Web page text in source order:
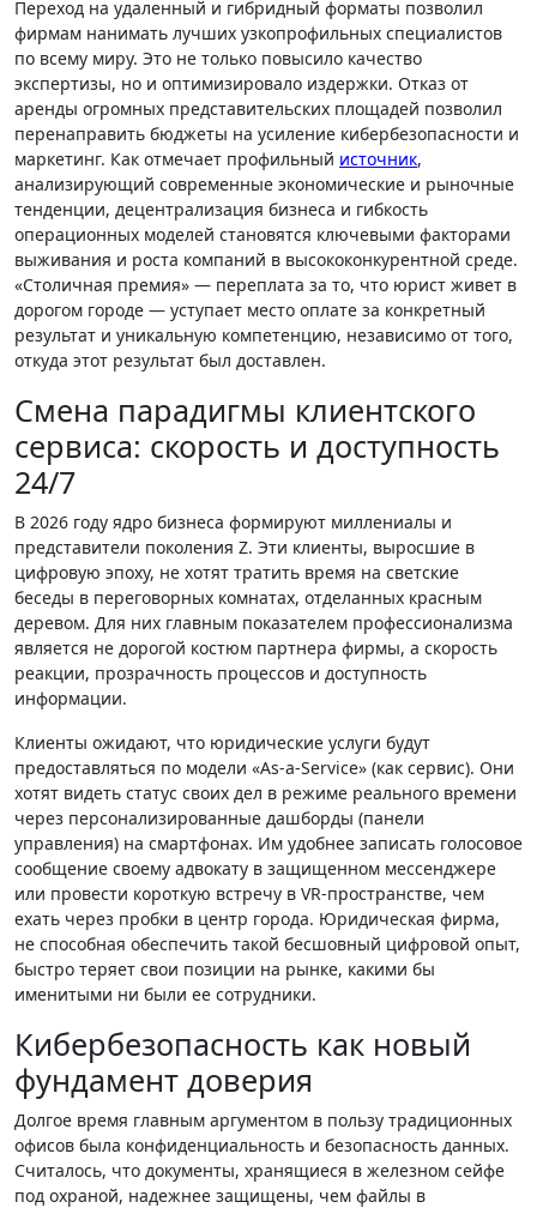
Переход на удаленный и гибридный форматы позволил
фирмам нанимать лучших узкопрофильных специалистов
по всему миру. Это не только повысило качество
экспертизы, но и оптимизировало издержки. Отказ от
аренды огромных представительских площадей позволил
перенаправить бюджеты на усиление кибербезопасности и
маркетинг. Как отмечает профильный источник,
анализирующий современные экономические и рыночные
тенденции, децентрализация бизнеса и гибкость
операционных моделей становятся ключевыми факторами
выживания и роста компаний в высококонкурентной среде.
«Столичная премия» — переплата за то, что юрист живет в
дорогом городе — уступает место оплате за конкретный
результат и уникальную компетенцию, независимо от того,
откуда этот результат был доставлен.
Смена парадигмы клиентского
сервиса: скорость и доступность
24/7
В 2026 году ядро бизнеса формируют миллениалы и
представители поколения Z. Эти клиенты, выросшие в
цифровую эпоху, не хотят тратить время на светские
беседы в переговорных комнатах, отделанных красным
деревом. Для них главным показателем профессионализма
является не дорогой костюм партнера фирмы, а скорость
реакции, прозрачность процессов и доступность
информации.
Клиенты ожидают, что юридические услуги будут
предоставляться по модели «As-a-Service» (как сервис). Они
хотят видеть статус своих дел в режиме реального времени
через персонализированные дашборды (панели
управления) на смартфонах. Им удобнее записать голосовое
сообщение своему адвокату в защищенном мессенджере
или провести короткую встречу в VR-пространстве, чем
ехать через пробки в центр города. Юридическая фирма,
не способная обеспечить такой бесшовный цифровой опыт,
быстро теряет свои позиции на рынке, какими бы
именитыми ни были ее сотрудники.
Кибербезопасность как новый
фундамент доверия
Долгое время главным аргументом в пользу традиционных
офисов была конфиденциальность и безопасность данных.
Считалось, что документы, хранящиеся в железном сейфе
под охраной, надежнее защищены, чем файлы в